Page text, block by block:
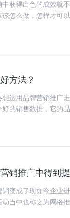
获得出色的成效就
怎么做，怎样才可
方法？
运用品牌营销推广
的销售数据，它的
销推广中得到
变成了现如今企业
当中也称之为网络